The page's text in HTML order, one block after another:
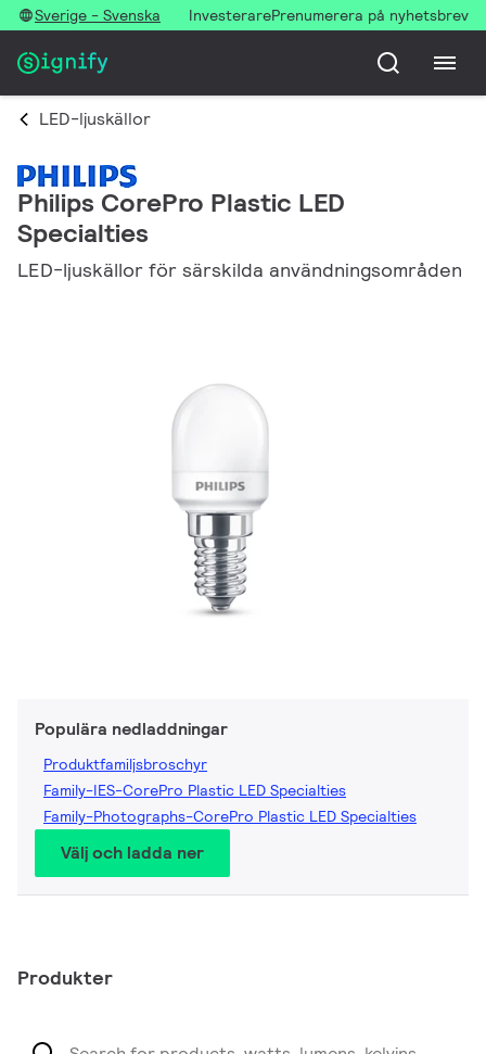
Sverige - Svenska InvesterarePrenumerera på nyhetsbrev
LED-ljuskällor
Philips CorePro Plastic LED
Specialties
LED-ljuskällor för särskilda användningsområden
Populära nedladdningar
Produktfamiljsbroschyr
Family-IES-CorePro Plastic LED Specialties
Family-Photographs-CorePro Plastic LED Specialties
Välj och ladda ner
Produkter